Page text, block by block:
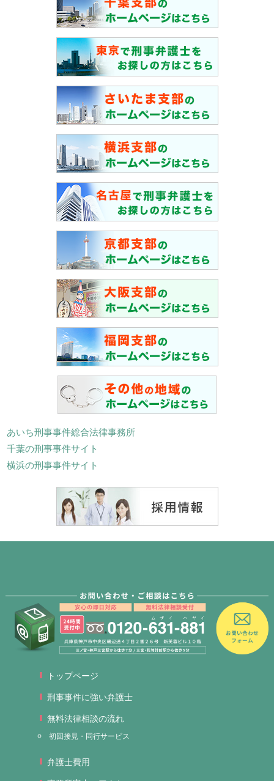
あいち刑事事件総合法律事務所
千葉の刑事事件サイト
横浜の刑事事件サイト
トップページ
刑事事件に強い弁護士
無料法律相談の流れ
初回接見・同行サービス
弁護士費用